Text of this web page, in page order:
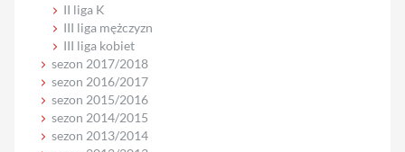
II liga K
III liga mężczyzn
III liga kobiet
sezon 2017/2018
sezon 2016/2017
sezon 2015/2016
sezon 2014/2015
sezon 2013/2014